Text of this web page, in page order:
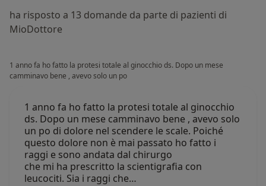
ha risposto a 13 domande da parte di pazienti di
MioDottore
1 anno fa ho fatto la protesi totale al ginocchio ds. Dopo un mese
camminavo bene , avevo solo un po
1 anno fa ho fatto la protesi totale al ginocchio
ds. Dopo un mese camminavo bene , avevo solo
un po di dolore nel scendere le scale. Poiché
questo dolore non è mai passato ho fatto i
raggi e sono andata dal chirurgo
che mi ha prescritto la scientigrafia con
leucociti. Sia i raggi che…